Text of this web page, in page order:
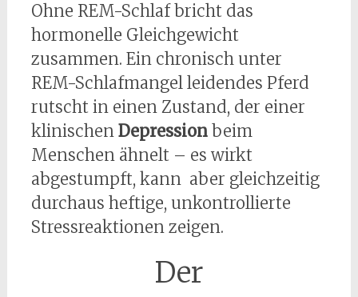
Ohne REM-Schlaf bricht das
hormonelle Gleichgewicht
zusammen. Ein chronisch unter
REM-Schlafmangel leidendes Pferd
rutscht in einen Zustand, der einer
klinischen Depressionbeim
Menschen ähnelt – es wirkt
abgestumpft, kann aber gleichzeitig
durchaus heftige, unkontrollierte
Stressreaktionen zeigen.
Der